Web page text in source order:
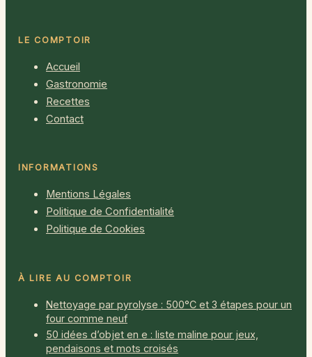
LE COMPTOIR
Accueil
Gastronomie
Recettes
Contact
INFORMATIONS
Mentions Légales
Politique de Confidentialité
Politique de Cookies
À LIRE AU COMPTOIR
Nettoyage par pyrolyse : 500°C et 3 étapes pour un
four comme neuf
50 idées d’objet en e : liste maline pour jeux,
pendaisons et mots croisés